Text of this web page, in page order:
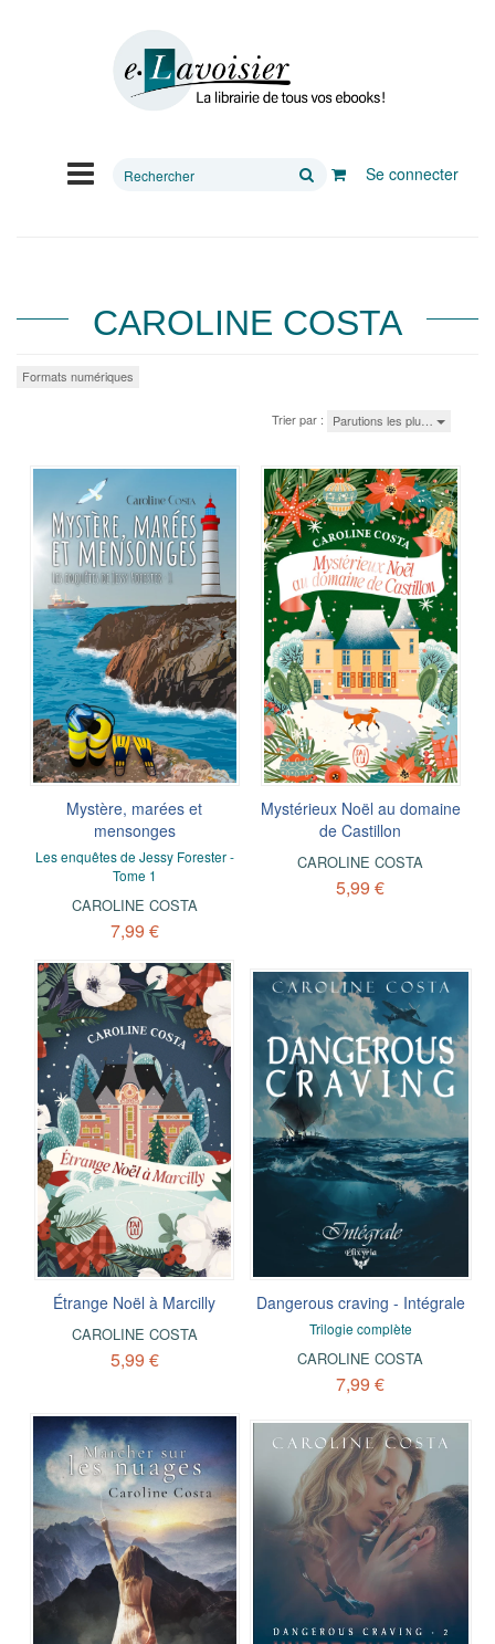
Rechercher
Se connecter
CAROLINE COSTA
Formats numériques
Trier par : Parutions les plu…
Mystère, marées et
mensonges
Les enquêtes de Jessy Forester -
Tome 1
CAROLINE COSTA
7,99 €
Mystérieux Noël au domaine
de Castillon
CAROLINE COSTA
5,99 €
Étrange Noël à Marcilly
CAROLINE COSTA
5,99 €
Dangerous craving - Intégrale
Trilogie complète
CAROLINE COSTA
7,99 €